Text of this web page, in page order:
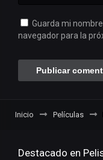
Guarda mi
navegador para la
Inicio Películas
Destacado en